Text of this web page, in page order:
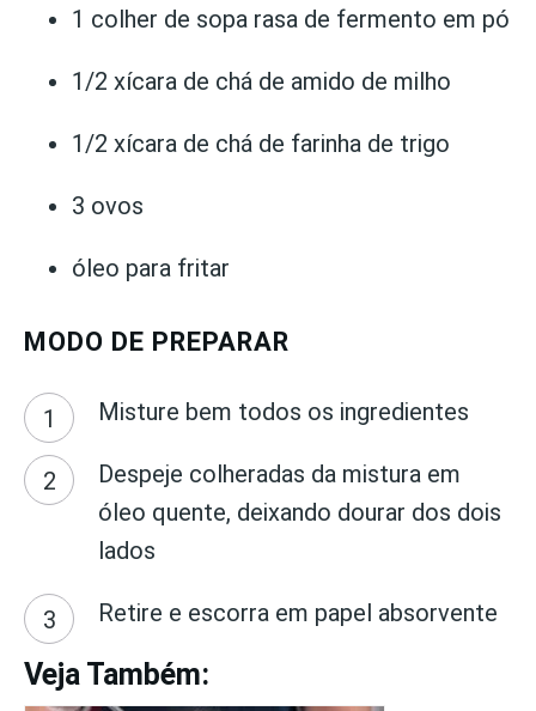
1 colher de sopa rasa de fermento em pó
1/2 xícara de chá de amido de milho
1/2 xícara de chá de farinha de trigo
3 ovos
óleo para fritar
MODO DE PREPARAR
Misture bem todos os ingredientes
Despeje colheradas da mistura em
óleo quente, deixando dourar dos dois
lados
Retire e escorra em papel absorvente
Veja Também: